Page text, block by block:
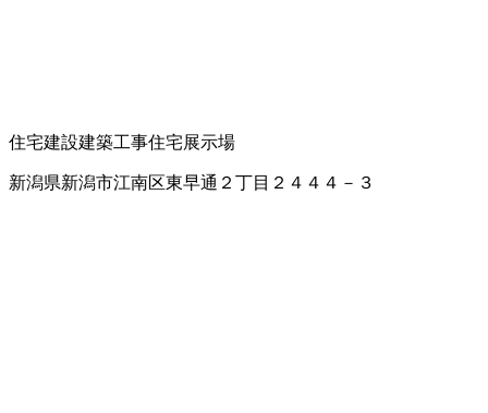
住宅建設建築工事住宅展示場
新潟県新潟市江南区東早通２丁目２４４４－３